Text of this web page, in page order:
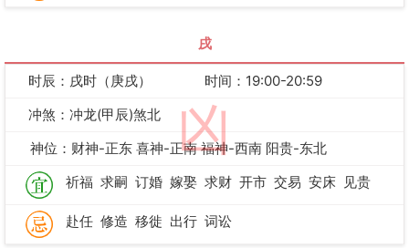
戌
凶
时辰：戌时（庚戌）
时间：19:00-20:59
冲煞：冲龙(甲辰)煞北
神位：财神-正东 喜神-正南 福神-西南 阳贵-东北
祈福 求嗣 订婚 嫁娶 求财 开市 交易 安床 见贵
赴任 修造 移徙 出行 词讼